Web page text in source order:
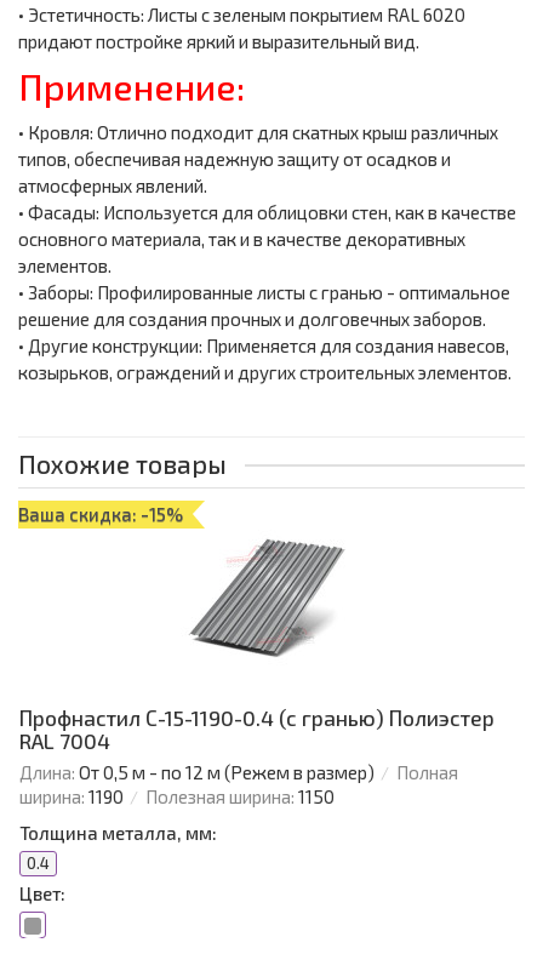
• Эстетичность: Листы с зеленым покрытием RAL 6020
придают постройке яркий и выразительный вид.
Применение:
• Кровля: Отлично подходит для скатных крыш различных
типов, обеспечивая надежную защиту от осадков и
атмосферных явлений.
• Фасады: Используется для облицовки стен, как в качестве
основного материала, так и в качестве декоративных
элементов.
• Заборы: Профилированные листы с гранью - оптимальное
решение для создания прочных и долговечных заборов.
• Другие конструкции: Применяется для создания навесов,
козырьков, ограждений и других строительных элементов.
Похожие товары
Ваша скидка: -15%
Профнастил С-15-1190-0.4 (с гранью) Полиэстер
RAL 7004
Длина: От 0,5 м - по 12 м (Режем в размер)
Полная
ширина: 1190 Полезная ширина: 1150
Толщина металла, мм:
0.4
Цвет: